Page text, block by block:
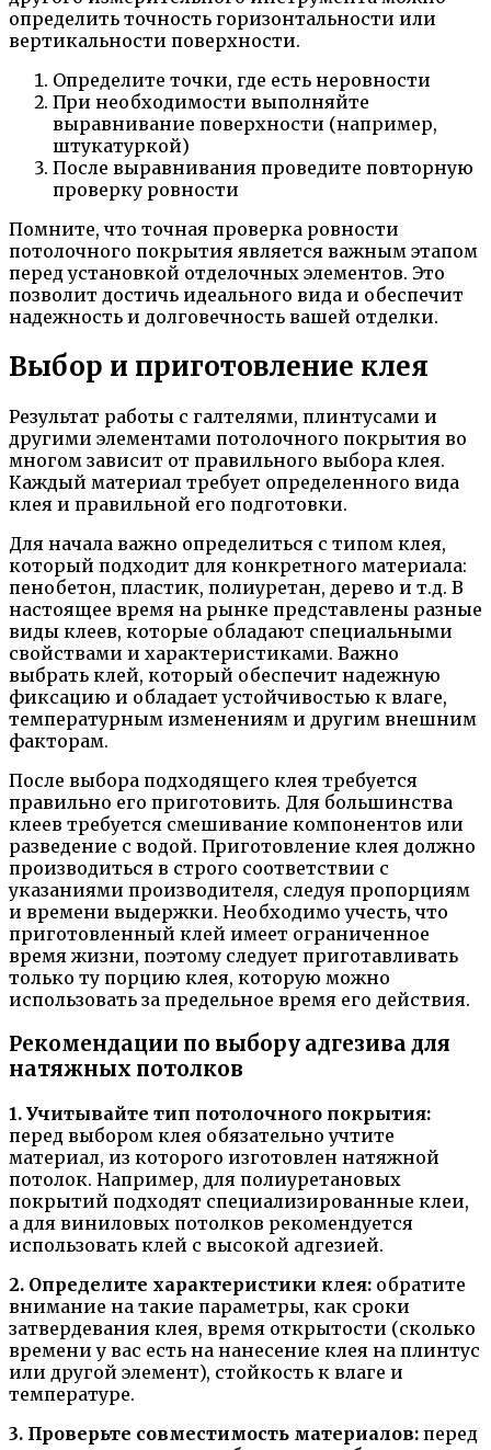
определить точность горизонтальности или
вертикальности поверхности.
Определите точки, где есть неровности
При необходимости выполняйте
выравнивание поверхности (например,
штукатуркой)
После выравнивания проведите повторную
проверку ровности
Помните, что точная проверка ровности
потолочного покрытия является важным этапом
перед установкой отделочных элементов. Это
позволит достичь идеального вида и обеспечит
надежность и долговечность вашей отделки.
Выбор и приготовление клея
Результат работы с галтелями, плинтусами и
другими элементами потолочного покрытия во
многом зависит от правильного выбора клея.
Каждый материал требует определенного вида
клея и правильной его подготовки.
Для начала важно определиться с типом клея,
который подходит для конкретного материала:
пенобетон, пластик, полиуретан, дерево и т.д. В
настоящее время на рынке представлены разные
виды клеев, которые обладают специальными
свойствами и характеристиками. Важно
выбрать клей, который обеспечит надежную
фиксацию и обладает устойчивостью к влаге,
температурным изменениям и другим внешним
факторам.
После выбора подходящего клея требуется
правильно его приготовить. Для большинства
клеев требуется смешивание компонентов или
разведение с водой. Приготовление клея должно
производиться в строго соответствии с
указаниями производителя, следуя пропорциям
и времени выдержки. Необходимо учесть, что
приготовленный клей имеет ограниченное
время жизни, поэтому следует приготавливать
только ту порцию клея, которую можно
использовать за предельное время его действия.
Рекомендации по выбору адгезива для
натяжных потолков
1. Учитывайте тип потолочного покрытия:
перед выбором клея обязательно учтите
материал, из которого изготовлен натяжной
потолок. Например, для полиуретановых
покрытий подходят специализированные клеи,
а для виниловых потолков рекомендуется
использовать клей с высокой адгезией.
2. Определите характеристики клея: обратите
внимание на такие параметры, как сроки
затвердевания клея, время открытости (сколько
времени у вас есть на нанесение клея на плинтус
или другой элемент), стойкость к влаге и
температуре.
3. Проверьте совместимость материалов: перед